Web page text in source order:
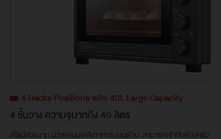
4 Racks Positions with 40L Large Capacity
4 ชั้นวาง ความจุมากถึง 40 ลิตร
ดีไซน์สวยงาม ผิวสเตนเลสสีเทาคาร์บอนด้าน สามารถเข้ากับห้องครัว